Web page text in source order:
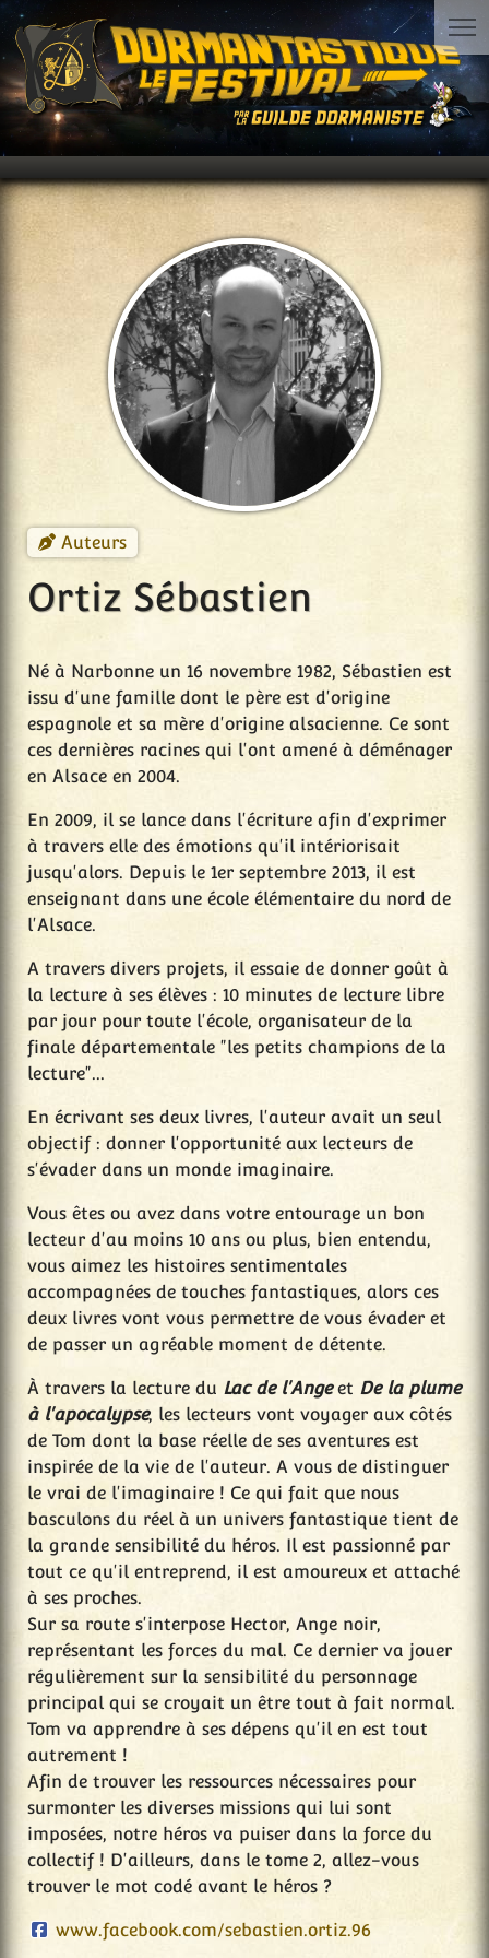
Auteurs
Ortiz Sébastien
Né à Narbonne un 16 novembre 1982, Sébastien est
issu d'une famille dont le père est d'origine
espagnole et sa mère d'origine alsacienne. Ce sont
ces dernières racines qui l'ont amené à déménager
en Alsace en 2004.
En 2009, il se lance dans l'écriture afin d'exprimer
à travers elle des émotions qu'il intériorisait
jusqu'alors. Depuis le 1er septembre 2013, il est
enseignant dans une école élémentaire du nord de
l'Alsace.
A travers divers projets, il essaie de donner goût à
la lecture à ses élèves : 10 minutes de lecture libre
par jour pour toute l'école, organisateur de la
finale départementale "les petits champions de la
lecture"...
En écrivant ses deux livres, l'auteur avait un seul
objectif : donner l'opportunité aux lecteurs de
s'évader dans un monde imaginaire.
Vous êtes ou avez dans votre entourage un bon
lecteur d'au moins 10 ans ou plus, bien entendu,
vous aimez les histoires sentimentales
accompagnées de touches fantastiques, alors ces
deux livres vont vous permettre de vous évader et
de passer un agréable moment de détente.
À travers la lecture du Lac de l'Angeet De la plume
à l'apocalypse, les lecteurs vont voyager aux côtés
de Tom dont la base réelle de ses aventures est
inspirée de la vie de l'auteur. A vous de distinguer
le vrai de l'imaginaire ! Ce qui fait que nous
basculons du réel à un univers fantastique tient de
la grande sensibilité du héros. Il est passionné par
tout ce qu'il entreprend, il est amoureux et attaché
à ses proches.
Sur sa route s'interpose Hector, Ange noir,
représentant les forces du mal. Ce dernier va jouer
régulièrement sur la sensibilité du personnage
principal qui se croyait un être tout à fait normal.
Tom va apprendre à ses dépens qu'il en est tout
autrement !
Afin de trouver les ressources nécessaires pour
surmonter les diverses missions qui lui sont
imposées, notre héros va puiser dans la force du
collectif ! D'ailleurs, dans le tome 2, allez-vous
trouver le mot codé avant le héros ?
www.facebook.com/sebastien.ortiz.96